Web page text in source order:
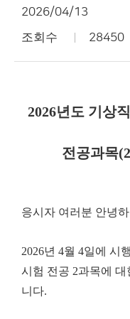
2026/04/13
조회수 28450
2026년도 기상
전공과목
응시자 여러분 안녕
2026년 4월 4일에 시
시험 전공 2과목에
니다.